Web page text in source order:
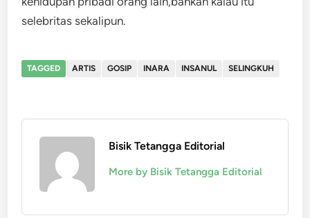
selebritas sekalipun.
TAGGED ARTIS GOSIP INARA INSANUL SELINGKUH
Bisik Tetangga Editorial
More by Bisik Tetangga Editorial